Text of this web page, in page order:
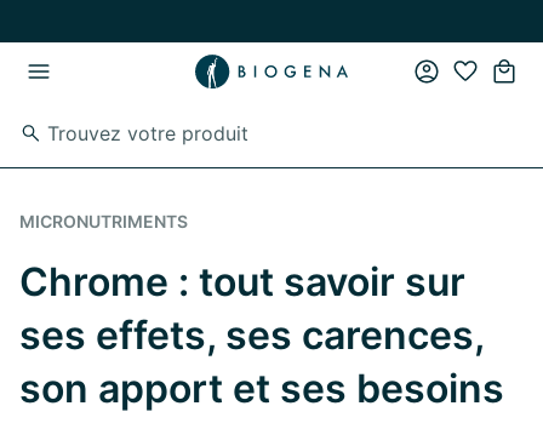
MICRONUTRIMENTS
Chrome : tout savoir sur
ses effets, ses carences,
son apport et ses besoins